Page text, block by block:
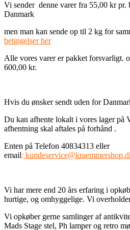
Vi sender denne varer fra 55,00 kr pr.
Danmark
men man kan sende op til 2 kg for
betingelser her
Alle vores varer er pakket forsvarligt.
600,00 kr.
Hvis du ønsker sendt uden for
Du kan afhente lokalt i vores lager på
afhentning skal aftales på forhånd .
Enten på Telefon 40834313 eller
email:
Vi har mere end 20 års erfaring i
hurtige, og omhyggelige. Vi
Vi opkøber gerne samlinger af
Mads Stage stel, Ph lamper og retro